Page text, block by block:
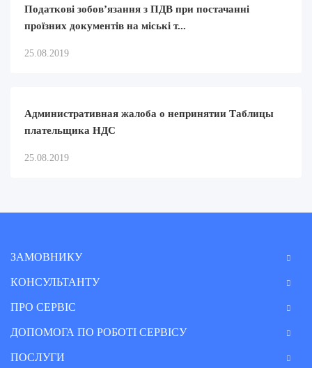
Податкові зобов’язання з ПДВ при постачанні
проїзних документів на міські т...
25.08.2019
Административная жалоба о непринятии Таблицы
плательщика НДС
25.08.2019
ЗАМОВНИКУ
КОНСУЛЬТАНТУ
ПРО СЕРВІС
ДОПОМОГА ПО РОБОТІ СЕРВІСУ
ПОСЛУГИ